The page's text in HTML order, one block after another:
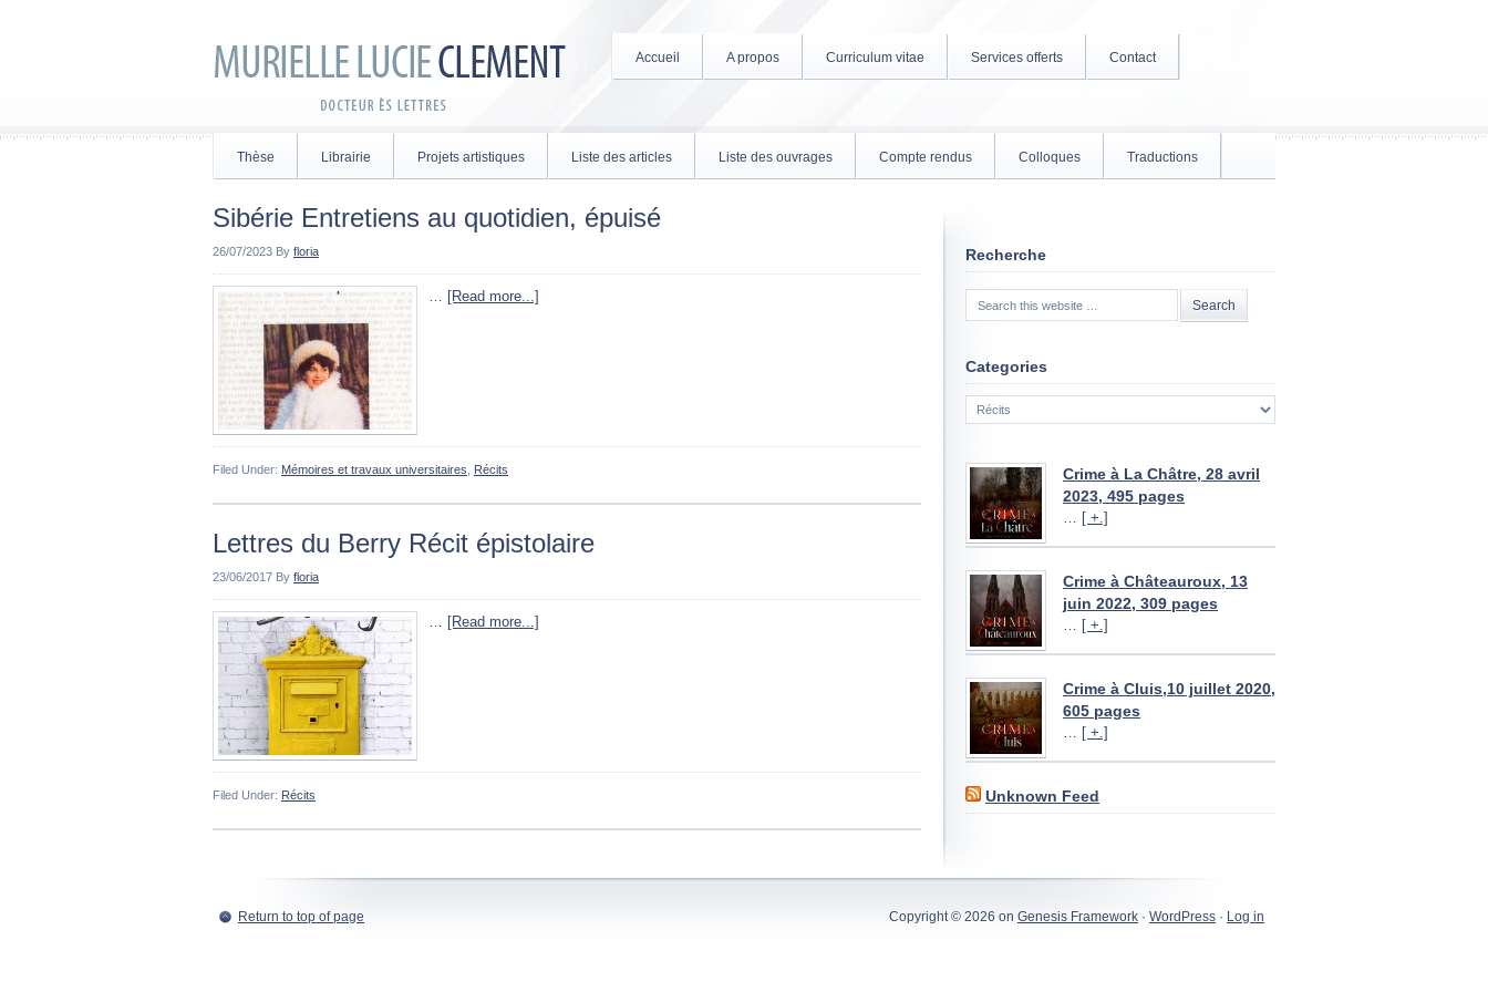
Accueil A propos Curriculum vitae Services offerts Contact
Thèse Librairie Projets artistiques Liste des articles Liste des ouvrages Compte rendus Colloques Traductions
Sibérie Entretiens au quotidien, épuisé
26/07/2023 By floria
… [Read more...]
Filed Under: Mémoires et travaux universitaires Récits
Lettres du Berry Récit épistolaire
23/06/2017 By floria
… [Read more...]
Filed Under: Récits
Recherche
Categories
Categories
Crime à La Châtre, 28 avril
2023, 495 pages
… [ +.]
Crime à Châteauroux, 13
juin 2022, 309 pages
… [ +.]
Crime à Cluis,10 juillet 2020,
605 pages
… [ +.]
Unknown Feed
Return to top of page Copyright © 2026 on Genesis Framework · WordPress · Log in